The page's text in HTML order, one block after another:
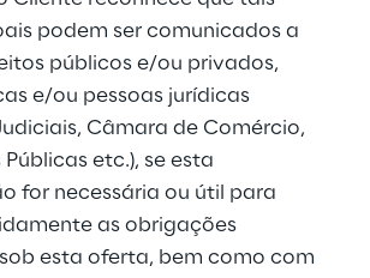
podem ser comunicados a
públicos e/ou privados,
e/ou pessoas jurídicas
Câmara de Comércio,
etc.), se esta
for necessária ou útil para
as obrigações
esta oferta, bem como com